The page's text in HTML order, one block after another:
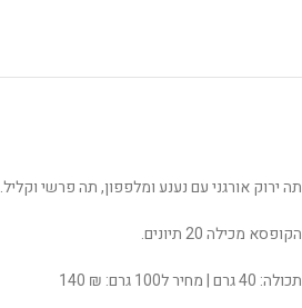
תה ירוק אורגני עם נענע ומלפפון, תה פרשי וקליל.
הקופסא מכילה 20 תיונים.
תכולה: 40 גרם | מחיר ל100 גרם: ₪ 140